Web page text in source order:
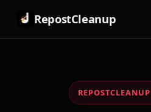
RepostCleanup